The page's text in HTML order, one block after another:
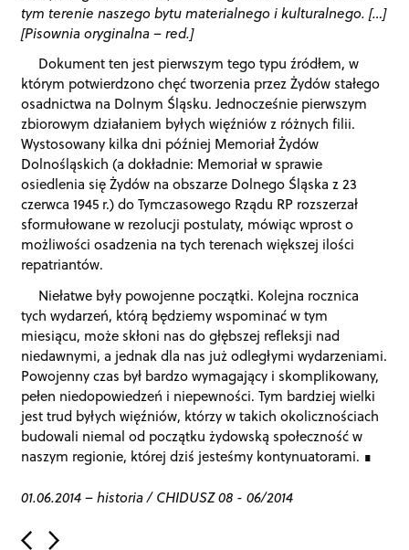
tym terenie naszego bytu materialnego i kulturalnego. […]
[Pisownia oryginalna – red.]
Dokument ten jest pierwszym tego typu źródłem, w
którym potwierdzono chęć tworzenia przez Żydów stałego
osadnictwa na Dolnym Śląsku. Jednocześnie pierwszym
zbiorowym działaniem byłych więźniów z różnych filii.
Wystosowany kilka dni później Memoriał Żydów
Dolnośląskich (a dokładnie: Memoriał w sprawie
osiedlenia się Żydów na obszarze Dolnego Śląska z 23
czerwca 1945 r.) do Tymczasowego Rządu RP rozszerzał
sformułowane w rezolucji postulaty, mówiąc wprost o
możliwości osadzenia na tych terenach większej ilości
repatriantów.
Niełatwe były powojenne początki. Kolejna rocznica
tych wydarzeń, którą będziemy wspominać w tym
miesiącu, może skłoni nas do głębszej refleksji nad
niedawnymi, a jednak dla nas już odległymi wydarzeniami.
Powojenny czas był bardzo wymagający i skomplikowany,
pełen niedopowiedzeń i niepewności. Tym bardziej wielki
jest trud byłych więźniów, którzy w takich okolicznościach
budowali niemal od początku żydowską społeczność w
naszym regionie, której dziś jesteśmy kontynuatorami.
01.06.2014–historia/CHIDUSZ 08 - 06/2014
P